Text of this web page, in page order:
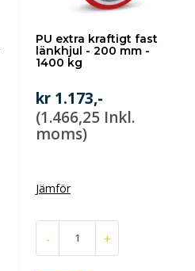
PU extra kraftigt fast
länkhjul - 200 mm -
1400 kg
kr 1.173,-
(1.466,25 Inkl.
moms)
Jämför
- +